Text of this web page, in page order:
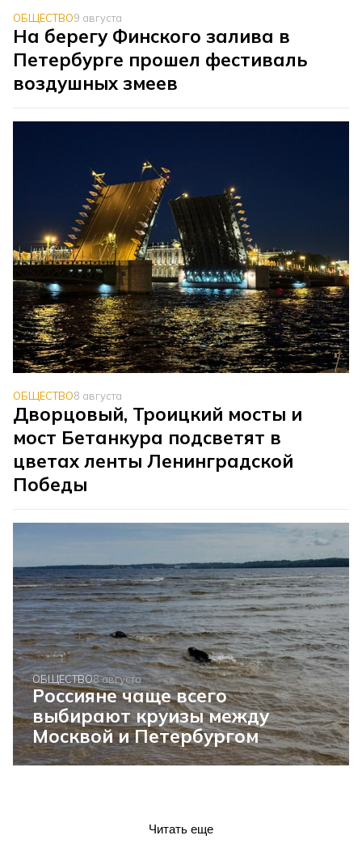
ОБЩЕСТВО9 августа
На берегу Финского залива в
Петербурге прошел фестиваль
воздушных змеев
ОБЩЕСТВО8 августа
Дворцовый, Троицкий мосты и
мост Бетанкура подсветят в
цветах ленты Ленинградской
Победы
ОБЩЕСТВО8 августа
Россияне чаще всего
выбирают круизы между
Москвой и Петербургом
Читать еще